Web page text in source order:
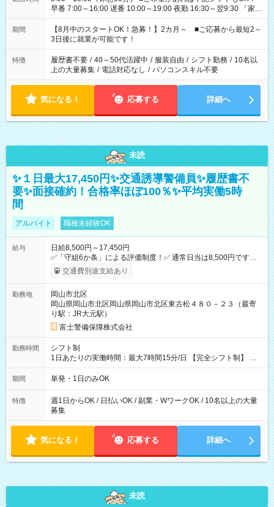
早番 7:00～16:00 遅番 10:00～19:00 夜勤 16:30～翌9:30 「家族
と休みを合わせたい」 「余裕を持って夕飯の準備がしたい」
「できれば残業はしたくない」 など、ご希望を教えてください
ね。 ※Wワーク希望の方へ 今ご覧のお仕事で希望する勤務時間
と、もう1つのお仕事の勤務時間。 合計で週40時間を超える場
合は応募できません。
期間
【8月中のスタートOK！急募！】2カ月～ ■ご応募から最短2～
3日後に就業が可能です！
特徴 履歴書不要 / 40～50代活躍中 / 服装自由 / シフト勤務 / 10名以
上の大量募集 / 電話対応なし / パソコンスキル不要
気になる！ 応募する 詳細へ
未読
✨１日最大17,450円✨交通誘導警備員✨履歴書不
要✨面接確約！合格率ほぼ100％✨平均実働5時
間
アルバイト 職種未経験OK
給与
日給8,500円～17,450円
✅「守組6か条」による評価制度！✅ 通常日当は8,500円ですが
上記評価制度により「S級隊員」と認定されれば10,000円の日当
を支給します。 (1)上記勤務者が交通2級資格者の場合10,000円
14,375円 (3)上記現場が日祝深夜の場合 17,250円 (4)上記勤務
者が現場までの運転者の場合17,250+200円＝17,450円 -----------
------------------------------- *最高日当額 17,450円* （実働時間5
時間の場合、時給3,490円） ------------------------------------------ よ
り上位の資格取得やリーダー手当を取得すると ”さらに”加算さ
れます！ ※日当支給時振込手数料等は一切ありません。 【試用
期間】試用期間なし
交通費別途支給あり
勤務地
岡山市北区
岡山県岡山市北区岡山県岡山市北区東古松４８０－２３（最寄
り駅：JR大元駅）
富士警備保障株式会社
勤務時間
シフト制
1日あたりの実働時間：最大7時間15分/日 【完全シフト制】 例
(1) 8：00~17:00（休憩１h） 例(2) 13:00~16:00（早上がりでも
全額支給！） 例(3) 21:00~5:00（夜勤なら日当1.25倍！！）
期間 単発・1日のみOK
特徴
週1日からOK / 日払いOK / 副業・WワークOK / 10名以上の大量
募集
気になる！ 応募する 詳細へ
未読